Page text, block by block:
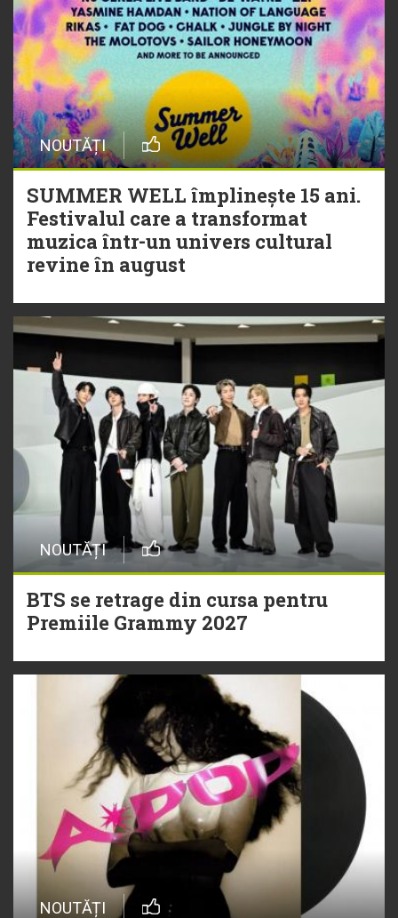
NOUTĂȚI
SUMMER WELL împlinește 15 ani.
Festivalul care a transformat
muzica într-un univers cultural
revine în august
NOUTĂȚI
BTS se retrage din cursa pentru
Premiile Grammy 2027
NOUTĂȚI